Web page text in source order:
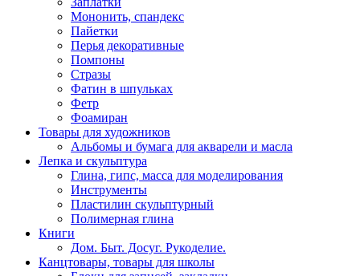
Мононить, спандекс
Пайетки
Перья декоративные
Помпоны
Стразы
Фатин в шпульках
Фетр
Фоамиран
Товары для художников
Альбомы и бумага для акварели и масла
Лепка и скульптура
Глина, гипс, масса для моделирования
Инструменты
Пластилин скульптурный
Полимерная глина
Книги
Дом. Быт. Досуг. Рукоделие.
Канцтовары, товары для школы